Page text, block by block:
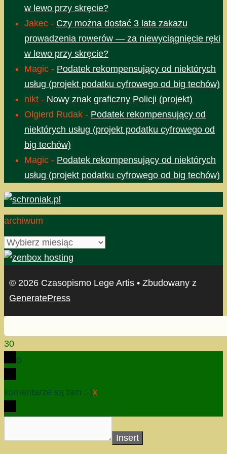
w lewo przy skręcie?
Jakec - Czy można dostać 3 lata zakazu
prowadzenia rowerów — za niewyciągnięcie ręki
w lewo przy skręcie?
Magic - Podatek rekompensujący od niektórych
usług (projekt podatku cyfrowego od big techów)
nikt - Nowy znak graficzny Policji (projekt)
Olgierd Rudak - Podatek rekompensujący od
niektórych usług (projekt podatku cyfrowego od
big techów)
Magic - Podatek rekompensujący od niektórych
usług (projekt podatku cyfrowego od big techów)
archiwum
archiwum
© 2026 Czasopismo Lege Artis • Zbudowany z
GeneratePress
30
0
komentarze są tam :-)x
Insert